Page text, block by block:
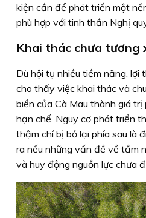
kiện cần để phát triển một
phù hợp với tinh thần Nghị
Khai thác chưa tương
Dù hội tụ nhiều tiềm năng, lợi
cho thấy việc khai thác và
biển của Cà Mau thành giá
hạn chế. Nguy cơ phát triển
thậm chí bị bỏ lại phía sau là
ra nếu những vấn đề về tầm
và huy động nguồn lực chưa